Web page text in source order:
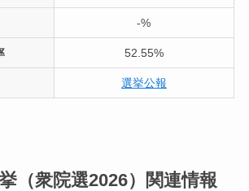
-%
52.55%
選挙公報
（衆院選2026） 関連情報